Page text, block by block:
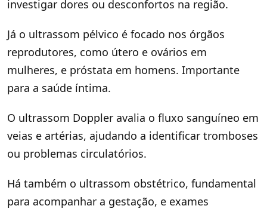
investigar dores ou desconfortos na região.
Já o ultrassom pélvico é focado nos órgãos
reprodutores, como útero e ovários em
mulheres, e próstata em homens. Importante
para a saúde íntima.
O ultrassom Doppler avalia o fluxo sanguíneo em
veias e artérias, ajudando a identificar tromboses
ou problemas circulatórios.
Há também o ultrassom obstétrico, fundamental
para acompanhar a gestação, e exames